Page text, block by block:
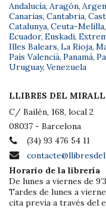
Andalucía, Aragón,
Canarias, Cantabria,
Catalunya, Ceuta-Melilla,
Ecuador, Euskadi,
Illes Balears, La Rioja,
País Valencià, Panamá,
Uruguay, Venezuela
LLIBRES DEL MIRALL
C/ Bailèn, 168, local 2
08037 - Barcelona
(34) 93 476 54 11
Horario de la librería
De lunes a viernes de
Tardes de lunes a
cita previa a través del